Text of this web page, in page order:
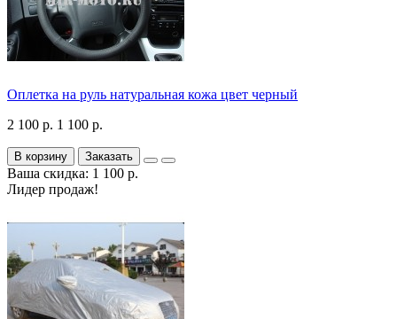
Оплетка на руль натуральная кожа цвет черный
2 100 р. 1 100 р.
В корзину Заказать
Ваша скидка: 1 100 р.
Лидер продаж!